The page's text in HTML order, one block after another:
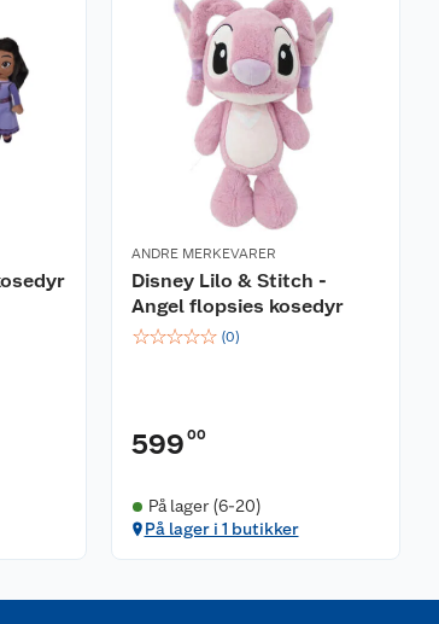
ANDRE MERKEVARER
Disney Lilo & Stitch -
Angel flopsies kosedyr
☆☆☆☆☆ (0)
599 00
På lager (6-20)
På lager i 1 butikker